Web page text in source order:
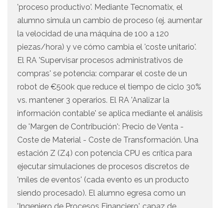
'proceso productivo'. Mediante Tecnomatix, el
alumno simula un cambio de proceso (ej. aumentar
la velocidad de una máquina de 100 a 120
piezas/hora) y ve cómo cambia el 'coste unitario'.
El RA 'Supervisar procesos administrativos de
compras' se potencia: comparar el coste de un
robot de €500k que reduce el tiempo de ciclo 30%
vs. mantener 3 operarios. El RA 'Analizar la
información contable' se aplica mediante el análisis
de 'Margen de Contribución': Precio de Venta -
Coste de Material - Coste de Transformación. Una
estación Z (Z4) con potencia CPU es crítica para
ejecutar simulaciones de procesos discretos de
'miles de eventos' (cada evento es un producto
siendo procesado). El alumno egresa como un